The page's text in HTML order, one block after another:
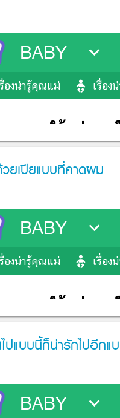
ยเปียแบบที่คาดผม
ปแบบนี้ก็น่ารักไปอีกแ